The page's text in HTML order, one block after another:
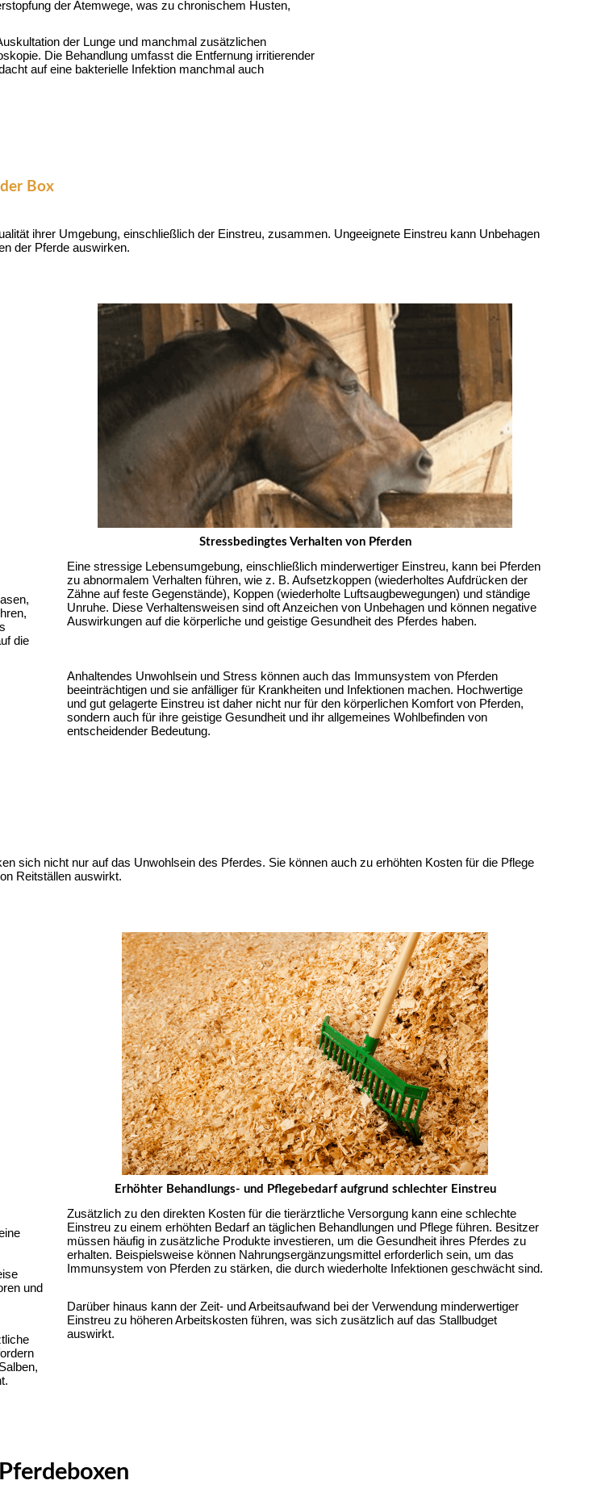
der Atemwege, was zu chronischem Husten,
der Lunge und manchmal zusätzlichen
Die Behandlung umfasst die Entfernung irritierender
auf eine bakterielle Infektion manchmal auch
Box
ihrer Umgebung, einschließlich der Einstreu, zusammen. Ungeeignete Einstreu kann Unbehagen
der Pferde auswirken.
die
Stressbedingtes Verhalten von Pferden
Eine stressige Lebensumgebung, einschließlich minderwertiger Einstreu, kann bei Pferden
zu abnormalem Verhalten führen, wie z. B. Aufsetzkoppen (wiederholtes Aufdrücken der
Zähne auf feste Gegenstände), Koppen (wiederholte Luftsaugbewegungen) und ständige
Unruhe. Diese Verhaltensweisen sind oft Anzeichen von Unbehagen und können negative
Auswirkungen auf die körperliche und geistige Gesundheit des Pferdes haben.
Anhaltendes Unwohlsein und Stress können auch das Immunsystem von Pferden
beeinträchtigen und sie anfälliger für Krankheiten und Infektionen machen. Hochwertige
und gut gelagerte Einstreu ist daher nicht nur für den körperlichen Komfort von Pferden,
sondern auch für ihre geistige Gesundheit und ihr allgemeines Wohlbefinden von
entscheidender Bedeutung.
sich nicht nur auf das Unwohlsein des Pferdes. Sie können auch zu erhöhten Kosten für die Pflege
Reitställen auswirkt.
und
Erhöhter Behandlungs- und Pflegebedarf aufgrund schlechter Einstreu
Zusätzlich zu den direkten Kosten für die tierärztliche Versorgung kann eine schlechte
Einstreu zu einem erhöhten Bedarf an täglichen Behandlungen und Pflege führen. Besitzer
müssen häufig in zusätzliche Produkte investieren, um die Gesundheit ihres Pferdes zu
erhalten. Beispielsweise können Nahrungsergänzungsmittel erforderlich sein, um das
Immunsystem von Pferden zu stärken, die durch wiederholte Infektionen geschwächt sind.
Darüber hinaus kann der Zeit- und Arbeitsaufwand bei der Verwendung minderwertiger
Einstreu zu höheren Arbeitskosten führen, was sich zusätzlich auf das Stallbudget
auswirkt.